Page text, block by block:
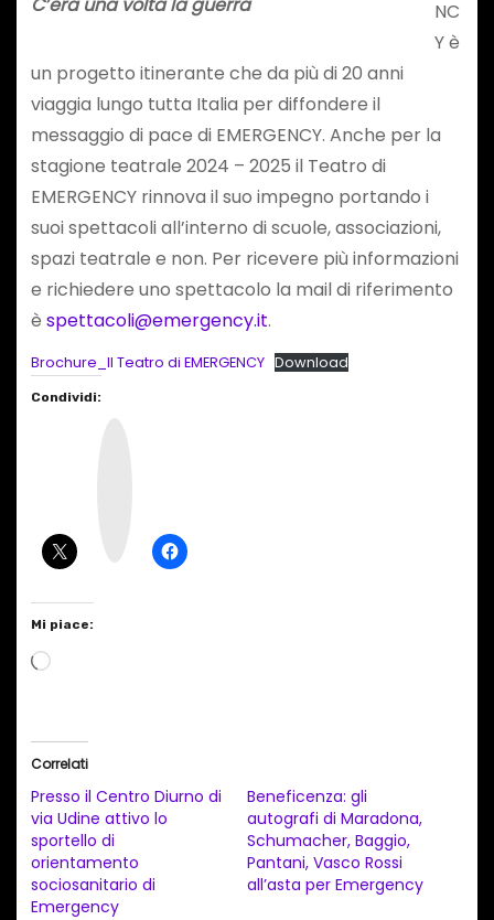
NC
Y è
un progetto itinerante che da più di 20 anni
viaggia lungo tutta Italia per diffondere il
messaggio di pace di EMERGENCY. Anche per la
stagione teatrale 2024 – 2025 il Teatro di
EMERGENCY rinnova il suo impegno portando i
suoi spettacoli all’interno di scuole, associazioni,
spazi teatrale e non. Per ricevere più informazioni
e richiedere uno spettacolo la mail di riferimento
è spettacoli@emergency.it.
Brochure_Il Teatro di EMERGENCY Download
Condividi:
Mi piace:
C
a
m
e
n
Correlati
Presso il Centro Diurno di
via Udine attivo lo
sportello di
orientamento
sociosanitario di
Emergency
Beneficenza: gli
autografi di Maradona,
Schumacher, Baggio,
Pantani, Vasco Rossi
all’asta per Emergency